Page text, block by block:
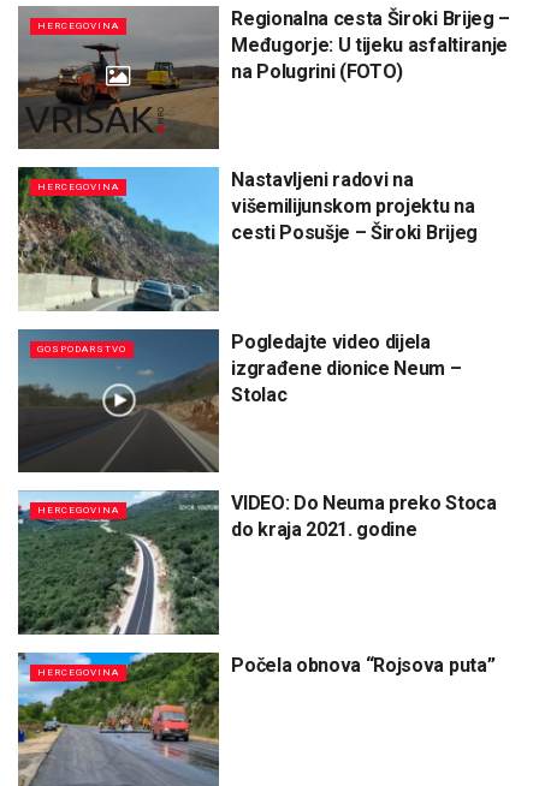
HERCEGOVINA
Regionalna cesta Široki Brijeg –
Međugorje: U tijeku asfaltiranje
na Polugrini (FOTO)
HERCEGOVINA
Nastavljeni radovi na
višemilijunskom projektu na
cesti Posušje – Široki Brijeg
GOSPODARSTVO
Pogledajte video dijela
izgrađene dionice Neum –
Stolac
HERCEGOVINA
VIDEO: Do Neuma preko Stoca
do kraja 2021. godine
HERCEGOVINA Počela obnova “Rojsova puta”